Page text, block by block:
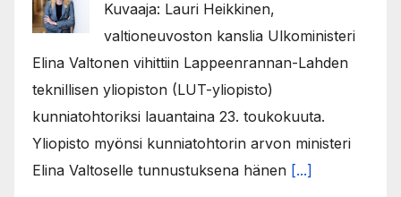
Kuvaaja: Lauri Heikkinen,
valtioneuvoston kanslia Ulkoministeri
Elina Valtonen vihittiin Lappeenrannan-Lahden
teknillisen yliopiston (LUT-yliopisto)
kunniatohtoriksi lauantaina 23. toukokuuta.
Yliopisto myönsi kunniatohtorin arvon ministeri
Elina Valtoselle tunnustuksena hänen [...]